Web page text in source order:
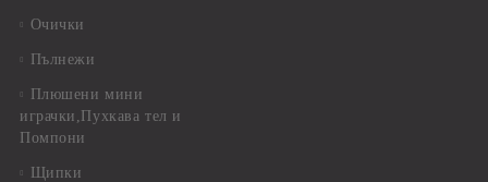
Очички
Пълнежи
Плюшени мини
играчки,Пухкава тел и
Помпони
Щипки